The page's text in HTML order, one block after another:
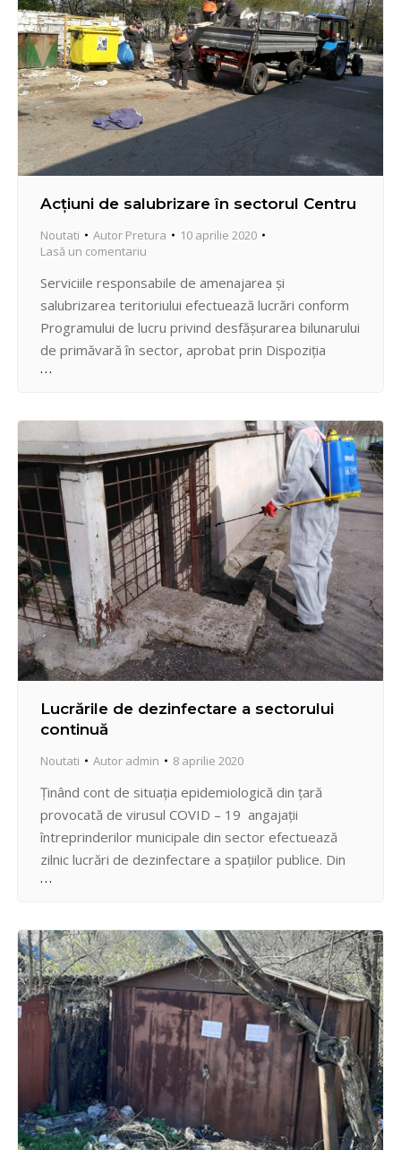
Acțiuni de salubrizare în sectorul Centru
Noutati Autor Pretura
10 aprilie 2020
Lasă un comentariu
Serviciile responsabile de amenajarea şi
salubrizarea teritoriului efectuează lucrări conform
Programului de lucru privind desfăşurarea bilunarului
de primăvară în sector, aprobat prin Dispoziţia
Pretorului sectorului Centru nr. 55-d din 18.03.2020.
prevăzute lucrări de renovare a faţadelor clădirilor,
gardurilor, reparaţia şi văruirea terenurilor de
acumulare a deşeurilor menajere, curăţarea…
Lucrările de dezinfectare a sectorului
continuă
Noutati Autor admin 8 aprilie 2020
Ținând cont de situația epidemiologică din țară
provocată de virusul COVID – 19 angajații
întreprinderilor municipale din sector efectuează
zilnic lucrări de dezinfectare a spațiilor publice. Din
informațiile oferite de IMGFL nr. 8 – 12 pe parcursul
lucrărilor de dezinfecție : – 277 de blocuri locative;…